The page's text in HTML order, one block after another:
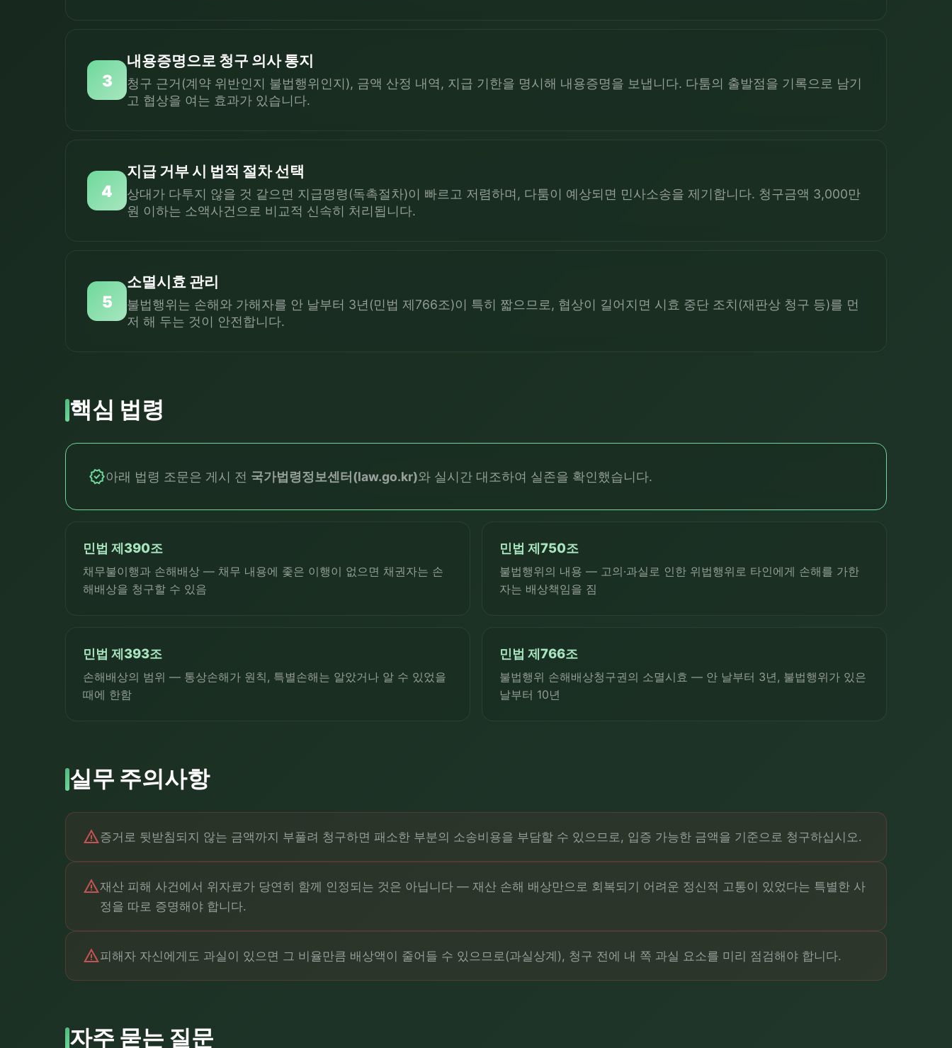
3
내용증명으로 청구 의사 통지
청구 근거(계약 위반인지 불법행위인지), 금액 산정 내역, 지급 기한을 명시해 내용증명을 보냅니다. 다툼의 출발점을 기록으로 남기
고 협상을 여는 효과가 있습니다.
4
지급 거부 시 법적 절차 선택
상대가 다투지 않을 것 같으면 지급명령(독촉절차)이 빠르고 저렴하며, 다툼이 예상되면 민사소송을 제기합니다. 청구금액 3,000만
원 이하는 소액사건으로 비교적 신속히 처리됩니다.
5
소멸시효 관리
불법행위는 손해와 가해자를 안 날부터 3년(민법 제766조)이 특히 짧으므로, 협상이 길어지면 시효 중단 조치(재판상 청구 등)를 먼
저 해 두는 것이 안전합니다.
핵심 법령
verified아래 법령 조문은 게시 전 국가법령정보센터(law.go.kr)와 실시간 대조하여 실존을 확인했습니다.
민법 제390조
채무불이행과 손해배상 — 채무 내용에 좇은 이행이 없으면 채권자는 손
해배상을 청구할 수 있음
민법 제750조
불법행위의 내용 — 고의·과실로 인한 위법행위로 타인에게 손해를 가한
자는 배상책임을 짐
민법 제393조
손해배상의 범위 — 통상손해가 원칙, 특별손해는 알았거나 알 수 있었을
때에 한함
민법 제766조
불법행위 손해배상청구권의 소멸시효 — 안 날부터 3년, 불법행위가 있은
날부터 10년
실무 주의사항
warning증거로 뒷받침되지 않는 금액까지 부풀려 청구하면 패소한 부분의 소송비용을 부담할 수 있으므로, 입증 가능한 금액을 기준으로 청구하십시오.
warning재산 피해 사건에서 위자료가 당연히 함께 인정되는 것은 아닙니다 — 재산 손해 배상만으로 회복되기 어려운 정신적 고통이 있었다는 특별한 사
정을 따로 증명해야 합니다.
warning피해자 자신에게도 과실이 있으면 그 비율만큼 배상액이 줄어들 수 있으므로(과실상계), 청구 전에 내 쪽 과실 요소를 미리 점검해야 합니다.
자주 묻는 질문